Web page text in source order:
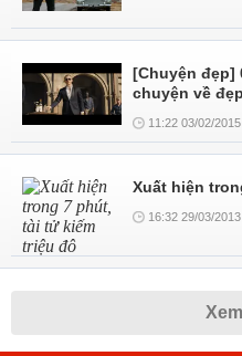
[Chuyện đẹp]
chuyện về đẹp
11:22 03/02/2015
Xuất hiện
16:32 29/03/2013